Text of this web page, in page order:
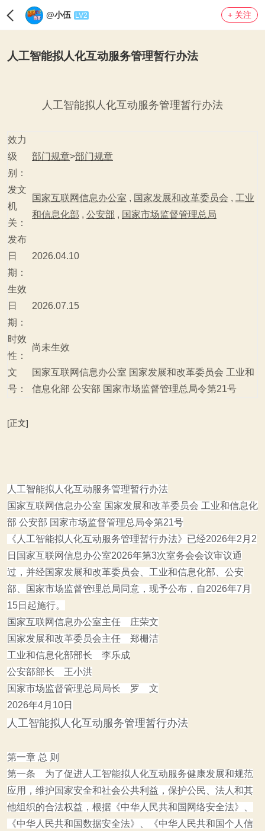
@小伍 LV2 + 关注
人工智能拟人化互动服务管理暂行办法
人工智能拟人化互动服务管理暂行办法
效力
级
别：
部门规章>部门规章
发文
机
关：
国家互联网信息办公室 , 国家发展和改革委员会 , 工业
和信息化部 , 公安部 , 国家市场监督管理总局
发布
日
期：
2026.04.10
生效
日
期：
2026.07.15
时效
性：
尚未生效
文
号：
国家互联网信息办公室 国家发展和改革委员会 工业和
信息化部 公安部 国家市场监督管理总局令第21号
[正文]
人工智能拟人化互动服务管理暂行办法
国家互联网信息办公室 国家发展和改革委员会 工业和信息化
部 公安部 国家市场监督管理总局令第21号
《人工智能拟人化互动服务管理暂行办法》 已经2026年2月2
日国家互联网信息办公室2026年第3次室务会会议审议通
过，并经国家发展和改革委员会、工业和信息化部、公安
部、国家市场监督管理总局同意，现予公布，自2026年7月
15日起施行。
国家互联网信息办公室主任 庄荣文
国家发展和改革委员会主任 郑栅洁
工业和信息化部部长 李乐成
公安部部长 王小洪
国家市场监督管理总局局长 罗 文
2026年4月10日
人工智能拟人化互动服务管理暂行办法
第一章 总 则
第一条 为了促进人工智能拟人化互动服务健康发展和规范
应用，维护国家安全和社会公共利益，保护公民、法人和其
他组织的合法权益，根据 《中华人民共和国网络安全法》
《中华人民共和国数据安全法》
《中华人民共和国个人信